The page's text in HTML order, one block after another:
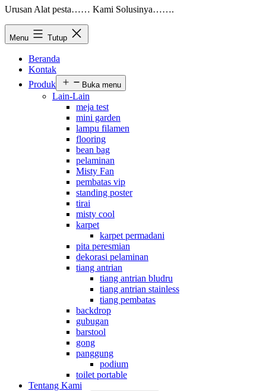
Urusan Alat pesta…… Kami Solusinya…….
Menu Tutup
Beranda
Kontak
Produk
Buka menu
Lain-Lain
meja test
mini garden
lampu filamen
flooring
bean bag
pelaminan
Misty Fan
pembatas vip
standing poster
tirai
misty cool
karpet
karpet permadani
pita peresmian
dekorasi pelaminan
tiang antrian
tiang antrian bludru
tiang antrian stainless
tiang pembatas
backdrop
gubugan
barstool
gong
panggung
podium
toilet portable
Tentang Kami